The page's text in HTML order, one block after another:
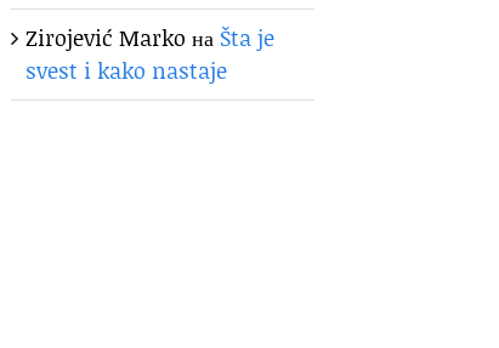
Zirojević Marko на Šta je
svest i kako nastaje